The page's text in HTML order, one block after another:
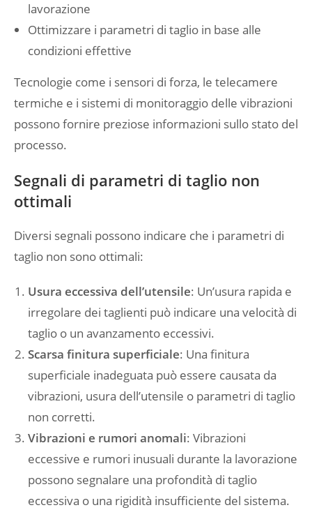
lavorazione
Ottimizzare i parametri di taglio in base alle
condizioni effettive
Tecnologie come i sensori di forza, le telecamere
termiche e i sistemi di monitoraggio delle vibrazioni
possono fornire preziose informazioni sullo stato del
processo.
Segnali di parametri di taglio non
ottimali
Diversi segnali possono indicare che i parametri di
taglio non sono ottimali:
Usura eccessiva dell’utensile: Un’usura rapida e
irregolare dei taglienti può indicare una velocità di
taglio o un avanzamento eccessivi.
Scarsa finitura superficiale: Una finitura
superficiale inadeguata può essere causata da
vibrazioni, usura dell’utensile o parametri di taglio
non corretti.
Vibrazioni e rumori anomali: Vibrazioni
eccessive e rumori inusuali durante la lavorazione
possono segnalare una profondità di taglio
eccessiva o una rigidità insufficiente del sistema.